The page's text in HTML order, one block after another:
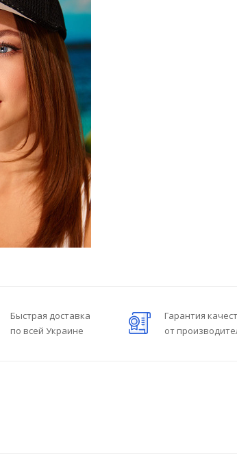
Быстрая доставка
по всей Украине
Гарантия
от